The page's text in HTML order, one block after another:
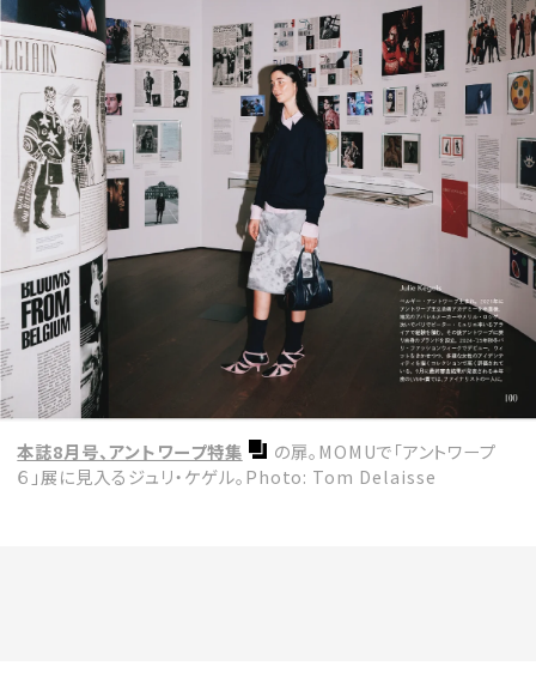
本誌8月号、アントワープ特集
の扉。MOMUで「アントワープ
６」展に見入るジュリ・ケゲル。Photo: Tom Delaisse